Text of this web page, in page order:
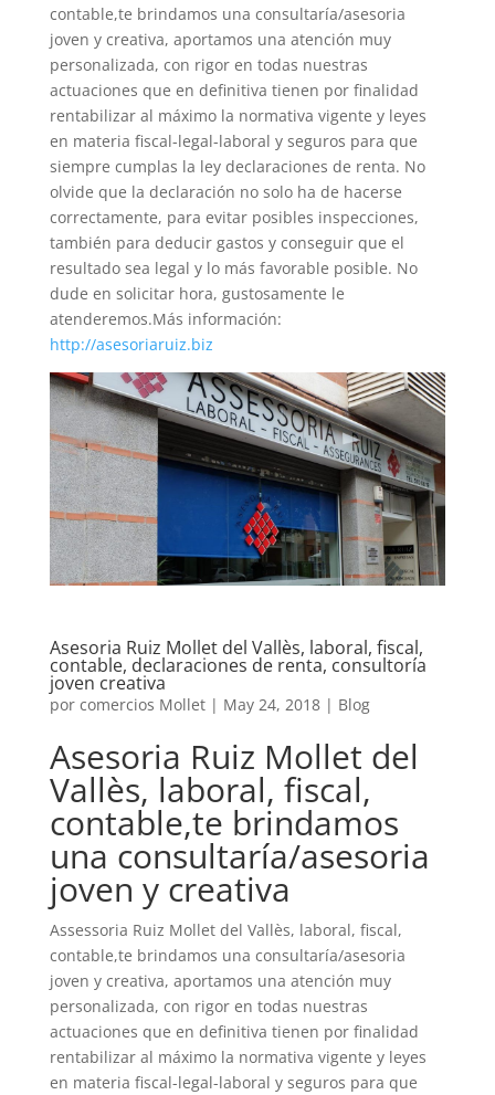
contable,te brindamos una consultaría/asesoria
joven y creativa, aportamos una atención muy
personalizada, con rigor en todas nuestras
actuaciones que en definitiva tienen por finalidad
rentabilizar al máximo la normativa vigente y leyes
en materia fiscal-legal-laboral y seguros para que
siempre cumplas la ley declaraciones de renta. No
olvide que la declaración no solo ha de hacerse
correctamente, para evitar posibles inspecciones,
también para deducir gastos y conseguir que el
resultado sea legal y lo más favorable posible. No
dude en solicitar hora, gustosamente le
atenderemos.Más información:
http://asesoriaruiz.biz
Asesoria Ruiz Mollet del Vallès, laboral, fiscal,
contable, declaraciones de renta, consultoría
joven creativa
por comercios Mollet| May 24, 2018| Blog
Asesoria Ruiz Mollet del
Vallès, laboral, fiscal,
contable,te brindamos
una consultaría/asesoria
joven y creativa
Assessoria Ruiz Mollet del Vallès, laboral, fiscal,
contable,te brindamos una consultaría/asesoria
joven y creativa, aportamos una atención muy
personalizada, con rigor en todas nuestras
actuaciones que en definitiva tienen por finalidad
rentabilizar al máximo la normativa vigente y leyes
en materia fiscal-legal-laboral y seguros para que